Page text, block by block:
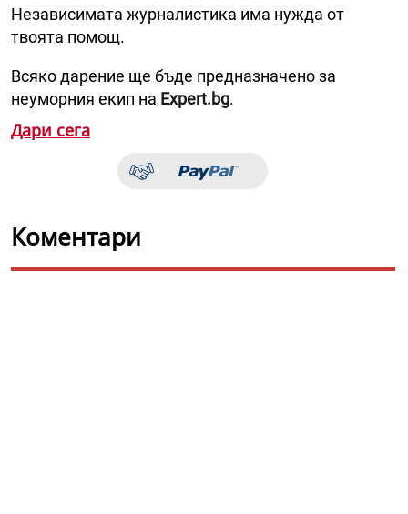
Независимата журналистика има нужда от
твоята помощ.
Всяко дарение ще бъде предназначено за
неуморния екип на Expert.bg.
Дари сега
Коментари